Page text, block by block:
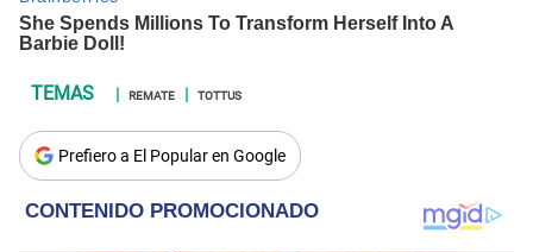
REMATE TOTTUS
Prefiero a El Popular en Google